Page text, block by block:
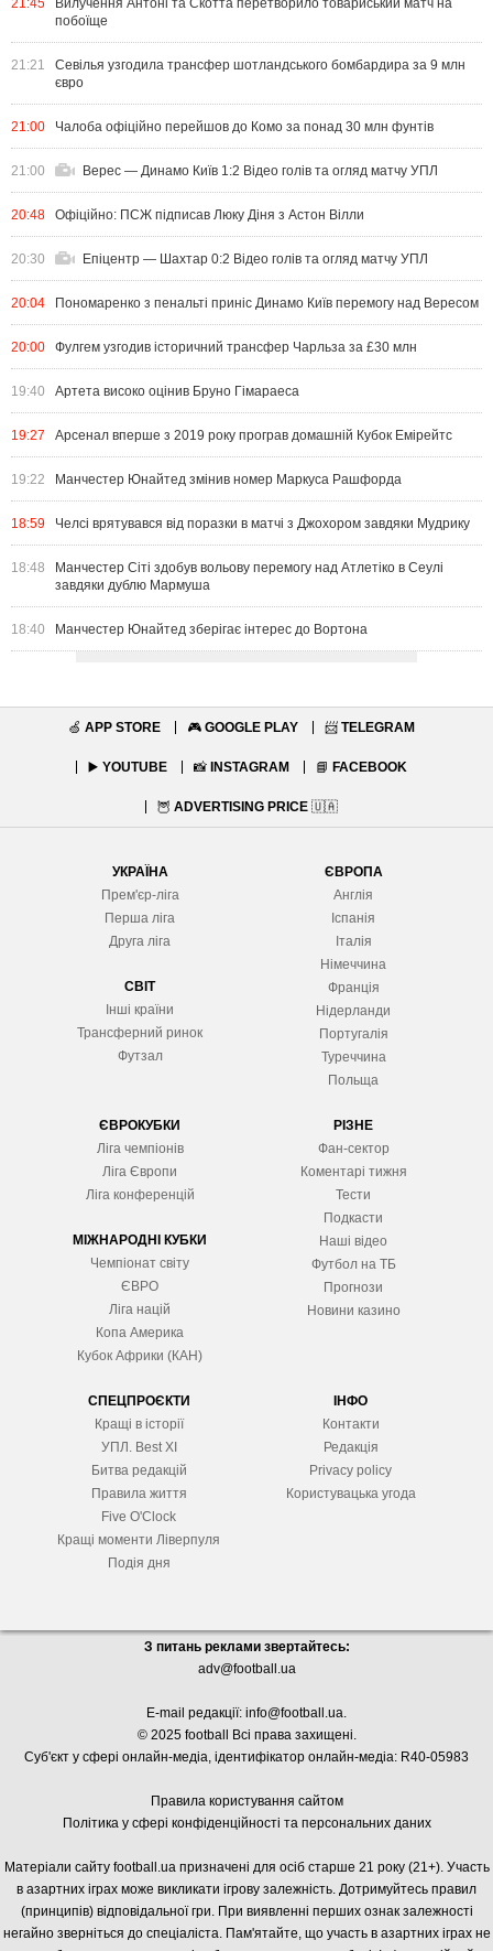
21:45
Вилучення Антоні та Скотта перетворило товариський матч на
побоїще
21:21
Севілья узгодила трансфер шотландського бомбардира за 9 млн
євро
21:00 Чалоба офіційно перейшов до Комо за понад 30 млн фунтів
21:00 Верес — Динамо Київ 1:2 Відео голів та огляд матчу УПЛ
20:48 Офіційно: ПСЖ підписав Люку Діня з Астон Вілли
20:30 Епіцентр — Шахтар 0:2 Відео голів та огляд матчу УПЛ
20:04 Пономаренко з пенальті приніс Динамо Київ перемогу над Вересом
20:00 Фулгем узгодив історичний трансфер Чарльза за £30 млн
19:40 Артета високо оцінив Бруно Гімараеса
19:27 Арсенал вперше з 2019 року програв домашній Кубок Емірейтс
19:22 Манчестер Юнайтед змінив номер Маркуса Рашфорда
18:59 Челсі врятувався від поразки в матчі з Джохором завдяки Мудрику
18:48
Манчестер Сіті здобув вольову перемогу над Атлетіко в Сеулі
завдяки дублю Мармуша
18:40 Манчестер Юнайтед зберігає інтерес до Вортона
🍏 APP STORE 🎮 GOOGLE PLAY 📨 TELEGRAM
▶️ YOUTUBE 📸 INSTAGRAM 📘 FACEBOOK
🦉 ADVERTISING PRICE 🇺🇦
УКРАЇНА
Прем'єр-ліга
Перша ліга
Друга ліга
СВІТ
Інші країни
Трансферний ринок
Футзал
ЄВРОПА
Англія
Іспанія
Італія
Німеччина
Франція
Нідерланди
Португалія
Туреччина
Польща
ЄВРОКУБКИ
Ліга чемпіонів
Ліга Європи
Ліга конференцій
МІЖНАРОДНІ КУБКИ
Чемпіонат світу
ЄВРО
Ліга націй
Копа Америка
Кубок Африки (КАН)
РІЗНЕ
Фан-сектор
Коментарі тижня
Тести
Подкасти
Наші відео
Футбол на ТБ
Прогнози
Новини казино
СПЕЦПРОЄКТИ
Кращі в історії
УПЛ. Best XІ
Битва редакцій
Правила життя
Five O'Clock
Кращі моменти Ліверпуля
Подія дня
ІНФО
Контакти
Редакція
Privacy policy
Користувацька угода
З питань реклами звертайтесь:
adv@football.ua
E-mail редакції: info@football.ua.
© 2025 football Всі права захищені.
Суб'єкт у сфері онлайн-медіа, ідентифікатор онлайн-медіа: R40-05983
Правила користування сайтом
Політика у сфері конфіденційності та персональних даних
Матеріали сайту football.ua призначені для осіб старше 21 року (21+). Участь
в азартних іграх може викликати ігрову залежність. Дотримуйтесь правил
(принципів) відповідальної гри. При виявленні перших ознак залежності
негайно зверніться до спеціаліста. Пам'ятайте, що участь в азартних іграх не